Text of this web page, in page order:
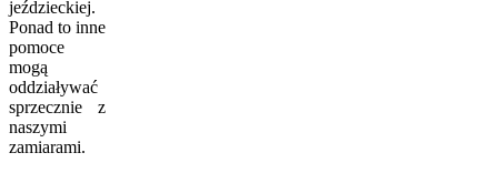
jeździeckiej.
Ponad to inne
pomoce
mogą
oddziaływać
sprzecznie z
naszymi
zamiarami.